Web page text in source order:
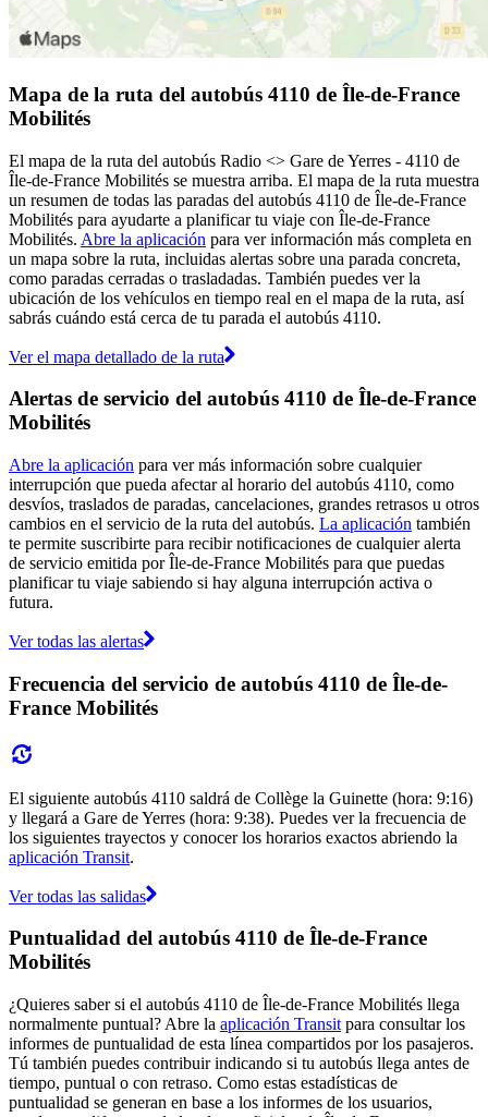
Mapa de la ruta del autobús 4110 de Île-de-France
Mobilités
El mapa de la ruta del autobús Radio <> Gare de Yerres - 4110 de
Île-de-France Mobilités se muestra arriba. El mapa de la ruta muestra
un resumen de todas las paradas del autobús 4110 de Île-de-France
Mobilités para ayudarte a planificar tu viaje con Île-de-France
Mobilités. Abre la aplicación para ver información más completa en
un mapa sobre la ruta, incluidas alertas sobre una parada concreta,
como paradas cerradas o trasladadas. También puedes ver la
ubicación de los vehículos en tiempo real en el mapa de la ruta, así
sabrás cuándo está cerca de tu parada el autobús 4110.
Ver el mapa detallado de la ruta
Alertas de servicio del autobús 4110 de Île-de-France
Mobilités
Abre la aplicación para ver más información sobre cualquier
interrupción que pueda afectar al horario del autobús 4110, como
desvíos, traslados de paradas, cancelaciones, grandes retrasos u otros
cambios en el servicio de la ruta del autobús. La aplicación también
te permite suscribirte para recibir notificaciones de cualquier alerta
de servicio emitida por Île-de-France Mobilités para que puedas
planificar tu viaje sabiendo si hay alguna interrupción activa o
futura.
Ver todas las alertas
Frecuencia del servicio de autobús 4110 de Île-de-
France Mobilités
El siguiente autobús 4110 saldrá de Collège la Guinette (hora: 9:16)
y llegará a Gare de Yerres (hora: 9:38). Puedes ver la frecuencia de
los siguientes trayectos y conocer los horarios exactos abriendo la
aplicación Transit.
Ver todas las salidas
Puntualidad del autobús 4110 de Île-de-France
Mobilités
¿Quieres saber si el autobús 4110 de Île-de-France Mobilités llega
normalmente puntual? Abre la aplicación Transit para consultar los
informes de puntualidad de esta línea compartidos por los pasajeros.
Tú también puedes contribuir indicando si tu autobús llega antes de
tiempo, puntual o con retraso. Como estas estadísticas de
puntualidad se generan en base a los informes de los usuarios,